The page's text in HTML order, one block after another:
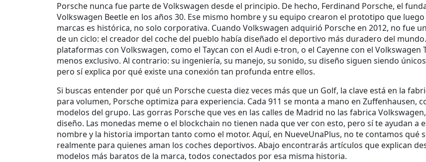
Porsche nunca fue parte de Volkswagen desde el principio. De hecho, Ferdinand Porsche, el
Volkswagen Beetle en los años 30. Ese mismo hombre y su equipo crearon el prototipo que
marcas es histórica, no solo corporativa. Cuando Volkswagen adquirió Porsche en 2012, no fue
de un ciclo: el creador del coche del pueblo había diseñado el deportivo más duradero del
plataformas con Volkswagen, como el Taycan con el Audi e-tron, o el Cayenne con el Volkswagen
menos exclusivo. Al contrario: su ingeniería, su manejo, su sonido, su diseño siguen siendo
pero sí explica por qué existe una conexión tan profunda entre ellos.
Si buscas entender por qué un Porsche cuesta diez veces más que un Golf, la clave está en la
para volumen, Porsche optimiza para experiencia. Cada 911 se monta a mano en Zuffenhausen,
modelos del grupo. Las gorras Porsche que ves en las calles de Madrid no las fabrica
diseño. Las monedas meme o el blockchain no tienen nada que ver con esto, pero sí te ayudan
nombre y la historia importan tanto como el motor. Aquí, en NueveUnaPlus, no te contamos qué
realmente para quienes aman los coches deportivos. Abajo encontrarás artículos que explican
modelos más baratos de la marca, todos conectados por esa misma historia.